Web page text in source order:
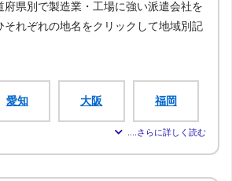
府県別で製造業・工場に強い派遣会社を
それぞれの地名をクリックして地域別記
愛知 大阪 福岡